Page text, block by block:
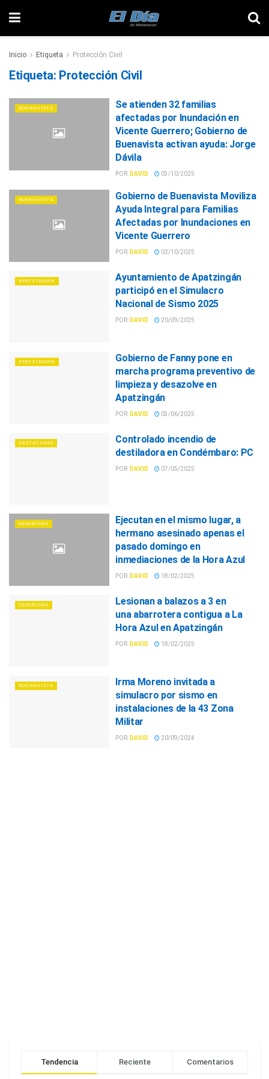
Inicio Etiqueta Protección Civil
Etiqueta: Protección Civil
BUENAVISTA
Se atienden 32 familias
afectadas por Inundación en
Vicente Guerrero; Gobierno de
Buenavista activan ayuda: Jorge
Dávila
POR: DAVID 03/10/2025
BUENAVISTA
Gobierno de Buenavista Moviliza
Ayuda Integral para Familias
Afectadas por Inundaciones en
Vicente Guerrero
POR: DAVID 02/10/2025
APATZINGÁN
Ayuntamiento de Apatzingán
participó en el Simulacro
Nacional de Sismo 2025
POR: DAVID 20/09/2025
APATZINGÁN
Gobierno de Fanny pone en
marcha programa preventivo de
limpieza y desazolve en
Apatzingán
POR: DAVID 03/06/2025
DESTACADAS
Controlado incendio de
destiladora en Condémbaro: PC
POR: DAVID 07/05/2025
SEGURIDAD
Ejecutan en el mismo lugar, a
hermano asesinado apenas el
pasado domingo en
inmediaciones de la Hora Azul
POR: DAVID 18/02/2025
SEGURIDAD
Lesionan a balazos a 3 en
una abarrotera contigua a La
Hora Azul en Apatzingán
POR: DAVID 18/02/2025
BUENAVISTA
Irma Moreno invitada a
simulacro por sismo en
instalaciones de la 43 Zona
Militar
POR: DAVID 20/09/2024
Tendencia Reciente Comentarios